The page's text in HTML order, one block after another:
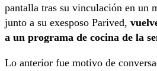
pantalla tras su vinculación en un
junto a su exesposo Parived,
a un programa de cocina de la
Lo anterior fue motivo de